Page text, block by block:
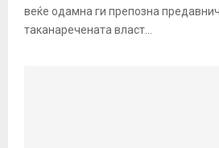
веќе одамна ги препозна
таканаречената власт...